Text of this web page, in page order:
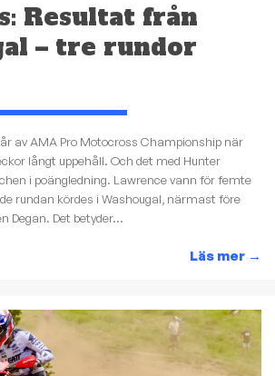
Resultat från
– tre rundor
av AMA Pro Motocross Championship när
långt uppehåll. Och det med Hunter
i poängledning. Lawrence vann för femte
rundan kördes i Washougal, närmast före
Degan. Det betyder...
Läs mer →